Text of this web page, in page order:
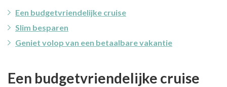
Een budgetvriendelijke cruise
Slim besparen
Geniet volop van een betaalbare vakantie
Een budgetvriendelijke cruise